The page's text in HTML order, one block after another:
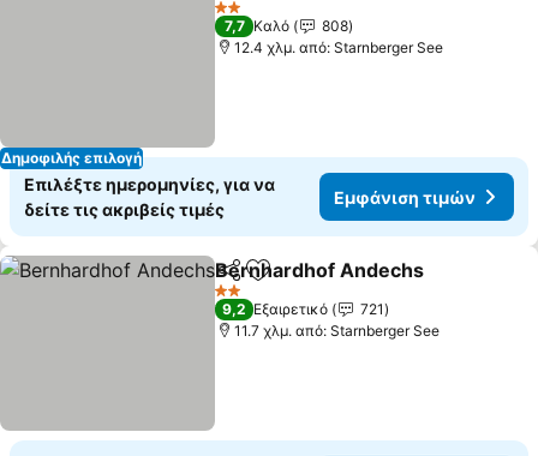
Δημοφιλής επιλογή
2 Αστέρια
7,7 Καλό
808
12.4 χλμ. από: Starnberger See
Επιλέξτε ημερομηνίες, για να
δείτε τις ακριβείς τιμές
Εμφάνιση τιμών
Κοινοποίηση
Προσθήκη στα αγαπημένα
Bernhardhof Andechs
2 Αστέρια
9,2 Εξαιρετικό
721
11.7 χλμ. από: Starnberger See